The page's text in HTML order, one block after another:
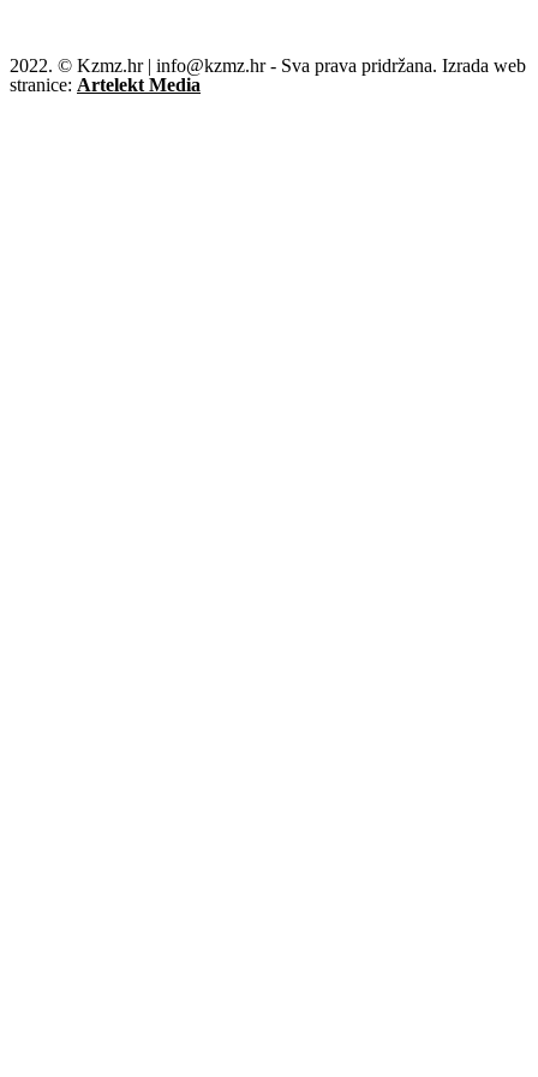
2022. © Kzmz.hr | info@kzmz.hr - Sva prava pridržana. Izrada web
stranice: Artelekt Media